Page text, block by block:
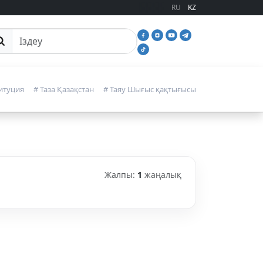
RU KZ
іздеу
# Таза Қазақстан # Таяу Шығыс қақтығысы
Жалпы: 1 жаңалық